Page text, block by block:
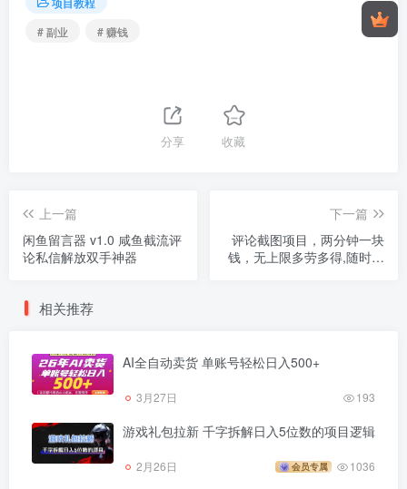
# 副业
# 赚钱
分享 收藏
上一篇
闲鱼留言器 v1.0 咸鱼截流评
论私信解放双手神器
下一篇
评论截图项目，两分钟一块
钱，无上限多劳多得,随时随
相关推荐
AI全自动卖货 单账号轻松日入500+
3月27日 193
游戏礼包拉新 千字拆解日入5位数的项目逻辑
2月26日 会员专属 1036